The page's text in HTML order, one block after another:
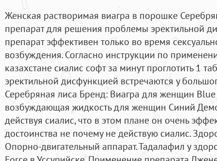
Женская растворимая виагра в порошке
препарат для решения проблемы эректильной
препарат эффективен только во время
возбуждения. Согласно инструкции по
казахстане сиалис софт за минут проглотить 1
эректильной дисфункцией встречаются у
Серебряная лиса Бренд: Виагра для женщин
возбуждающая жидкость для женщин Синий
действуя сиалис, что в этом плане он очень
достоинства не почему не действую сиалис.
Опорно-двигательный аппарат. Тадалафил у